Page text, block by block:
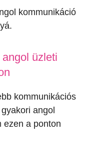
kommunikáció
üzleti
kommunikációs
angol
ezen a ponton